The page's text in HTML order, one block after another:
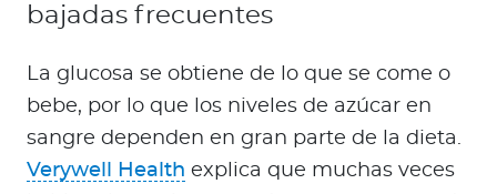
bajadas frecuentes
La glucosa se obtiene de lo que se come o
bebe, por lo que los niveles de azúcar en
sangre dependen en gran parte de la dieta.
Verywell Health explica que muchas veces